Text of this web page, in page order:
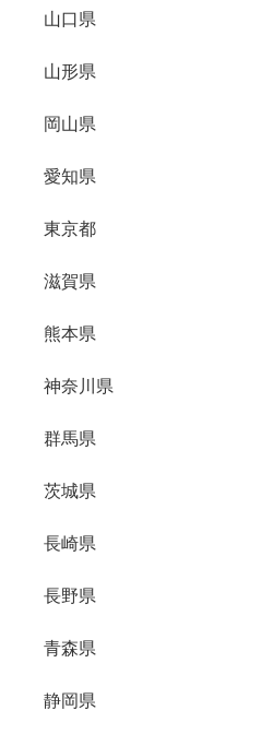
山口県
山形県
岡山県
愛知県
東京都
滋賀県
熊本県
神奈川県
群馬県
茨城県
長崎県
長野県
青森県
静岡県